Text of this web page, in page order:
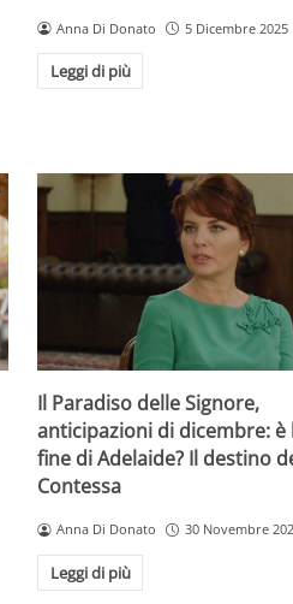
Anna Di Donato 5 Dicembre 2025
Leggi di più
Il Paradiso delle Signore,
anticipazioni di dicembre: è
fine di Adelaide? Il destino
Contessa
Anna Di Donato 30 Novembre
Leggi di più